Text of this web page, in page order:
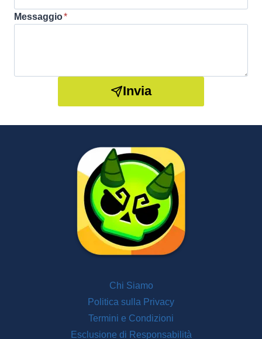
Messaggio*
Invia
Chi Siamo
Politica sulla Privacy
Termini e Condizioni
Esclusione di Responsabilità